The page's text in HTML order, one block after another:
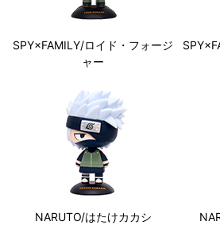
SPY×FAMILY/ロイド・フォージ
ャー
NARUTO/はたけカカシ